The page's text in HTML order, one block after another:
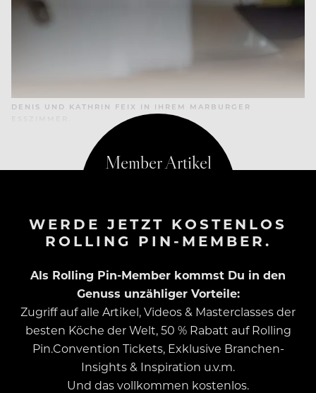
DENIS UND KATHRIN FEIX IN IHREM MARBURGER
WERDE JETZT KOSTENLOS
ROLLING PIN-MEMBER.
Als Rolling Pin-Member kommst Du in den
Genuss unzähliger Vorteile:
Zugriff auf alle Artikel, Videos & Masterclasses der
besten Köche der Welt, 50 % Rabatt auf Rolling
Pin.Convention Tickets, Exklusive Branchen-
Insights & Inspiration u.v.m.
Und das vollkommen kostenlos.